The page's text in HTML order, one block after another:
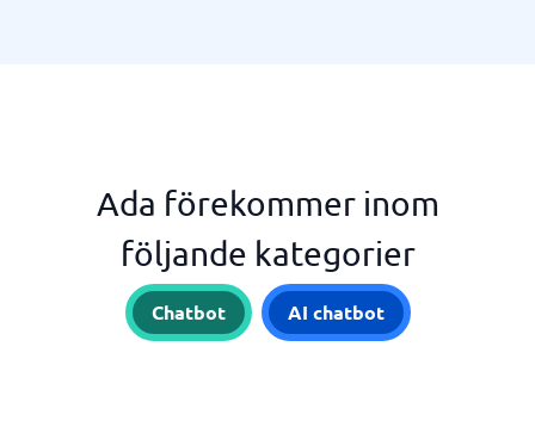
Ada förekommer inom
följande kategorier
Chatbot AI chatbot